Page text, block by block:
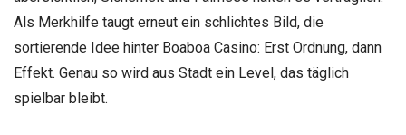
Als Merkhilfe taugt erneut ein schlichtes Bild, die
sortierende Idee hinter Boaboa Casino: Erst Ordnung, dann
Effekt. Genau so wird aus Stadt ein Level, das täglich
spielbar bleibt.